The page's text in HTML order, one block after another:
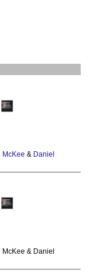
McKee & Daniel
& Daniel